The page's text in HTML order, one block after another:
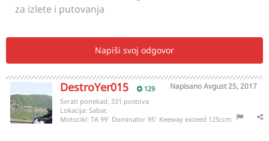
za izlete i putovanja
Napiši svoj odgovor
DestroYer015 129 NapisanoAvgust 25, 2017
Svrati ponekad, 331 postova
Lokacija: Sabac
Motocikl: TA 99' Dominator 95' Keeway exceed 125ccm